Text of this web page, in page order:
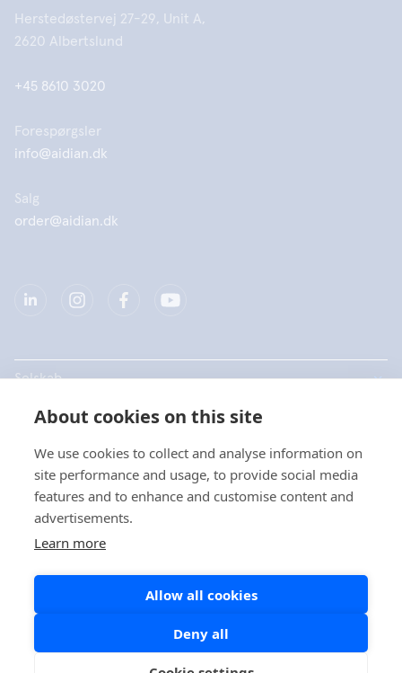
About cookies on this site
We use cookies to collect and analyse information on
site performance and usage, to provide social media
features and to enhance and customise content and
advertisements.
Learn more
Allow all cookies
Deny all
Herstedøstervej 27-29, Unit A,
2620 Albertslund
+45 8610 3020
Forespørgsler
info@aidian.dk
Salg
order@aidian.dk
Selskab
Produkter
Hurtige links
Data beskyttelse